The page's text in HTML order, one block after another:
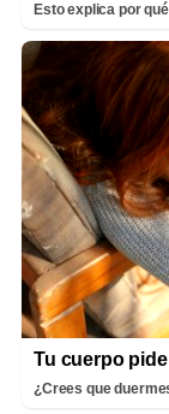
Esto explica por
Tu cuerpo
¿Crees que